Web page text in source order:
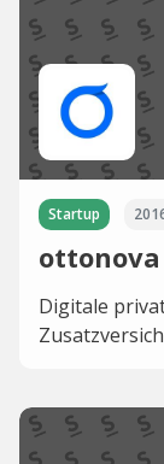
Startup
ottonova
Digitale